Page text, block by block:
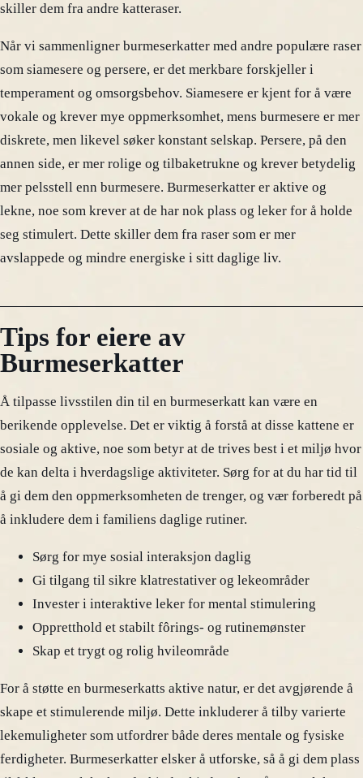
skiller dem fra andre katteraser.
Når vi sammenligner burmeserkatter med andre populære raser
som siamesere og persere, er det merkbare forskjeller i
temperament og omsorgsbehov. Siamesere er kjent for å være
vokale og krever mye oppmerksomhet, mens burmesere er mer
diskrete, men likevel søker konstant selskap. Persere, på den
annen side, er mer rolige og tilbaketrukne og krever betydelig
mer pelsstell enn burmesere. Burmeserkatter er aktive og
lekne, noe som krever at de har nok plass og leker for å holde
seg stimulert. Dette skiller dem fra raser som er mer
avslappede og mindre energiske i sitt daglige liv.
Tips for eiere av
Burmeserkatter
Å tilpasse livsstilen din til en burmeserkatt kan være en
berikende opplevelse. Det er viktig å forstå at disse kattene er
sosiale og aktive, noe som betyr at de trives best i et miljø hvor
de kan delta i hverdagslige aktiviteter. Sørg for at du har tid til
å gi dem den oppmerksomheten de trenger, og vær forberedt på
å inkludere dem i familiens daglige rutiner.
Sørg for mye sosial interaksjon daglig
Gi tilgang til sikre klatrestativer og lekeområder
Invester i interaktive leker for mental stimulering
Oppretthold et stabilt fôrings- og rutinemønster
Skap et trygt og rolig hvileområde
For å støtte en burmeserkatts aktive natur, er det avgjørende å
skape et stimulerende miljø. Dette inkluderer å tilby varierte
lekemuligheter som utfordrer både deres mentale og fysiske
ferdigheter. Burmeserkatter elsker å utforske, så å gi dem plass